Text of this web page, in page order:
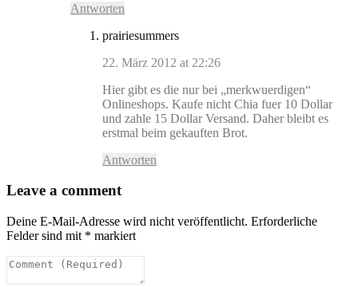
Antworten
prairiesummers
22. März 2012 at 22:26
Hier gibt es die nur bei „merkwuerdigen“
Onlineshops. Kaufe nicht Chia fuer 10 Dollar
und zahle 15 Dollar Versand. Daher bleibt es
erstmal beim gekauften Brot.
Antworten
Leave a comment
Deine E-Mail-Adresse wird nicht veröffentlicht. Erforderliche
Felder sind mit * markiert